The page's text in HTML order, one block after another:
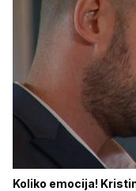
Koliko emocija!